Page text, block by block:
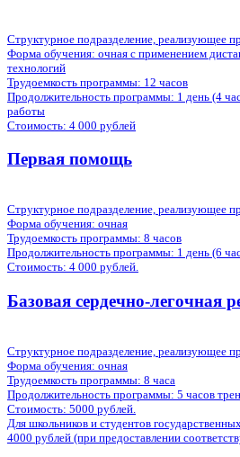
Структурное подразделение,
Форма обучения: очная с применением
технологий
Трудоемкость программы: 12 часов
Продолжительность программы: 1 день (4
работы
Стоимость: 4 000 рублей
Первая помощь
Структурное подразделение,
Форма обучения: очная
Трудоемкость программы: 8 часов
Продолжительность программы: 1 день (6
Стоимость: 4 000 рублей.
Базовая сердечно-легочная
Структурное подразделение,
Форма обучения: очная
Трудоемкость программы: 8 часа
Продолжительность программы: 5 часов
Стоимость: 5000 рублей.
Для школьников и студентов
4000 рублей (при предоставлении